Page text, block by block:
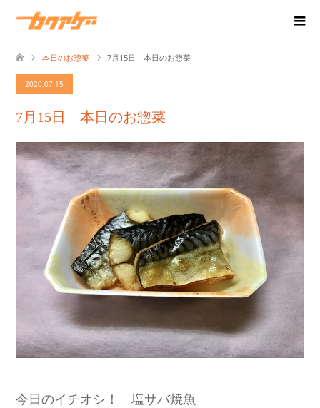
本日のお惣菜 7月15日 本日のお惣菜
2020.07.15
7月15日 本日のお惣菜
今日のイチオシ！ 塩サバ焼魚